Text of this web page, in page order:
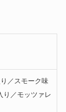
／スモーク味
り／モッツァレ